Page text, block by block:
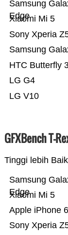
LG V10
LG G4
HTC Butterfly
Samsung
Sony Xperia
Xiaomi Mi 5
Samsung
Edge
GFXBench T-
Tinggi lebih Baik
Sony Xperia
Apple iPhone
Xiaomi Mi 5
Samsung
Edge